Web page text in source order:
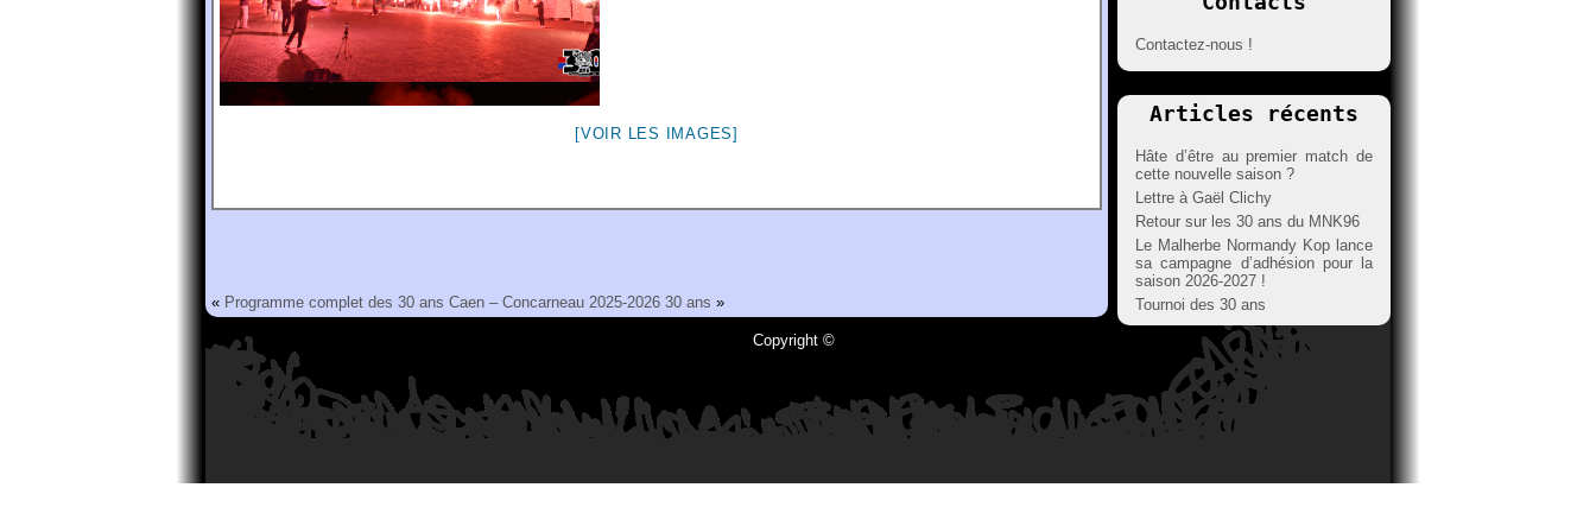
[VOIR LES IMAGES]
« Programme complet des 30 ans Caen – Concarneau 2025-2026 30 ans »
Contactez-nous !
Articles récents
Hâte d’être au premier match de
cette nouvelle saison ?
Lettre à Gaël Clichy
Retour sur les 30 ans du MNK96
Le Malherbe Normandy Kop lance
sa campagne d’adhésion pour la
saison 2026-2027 !
Tournoi des 30 ans
Copyright ©